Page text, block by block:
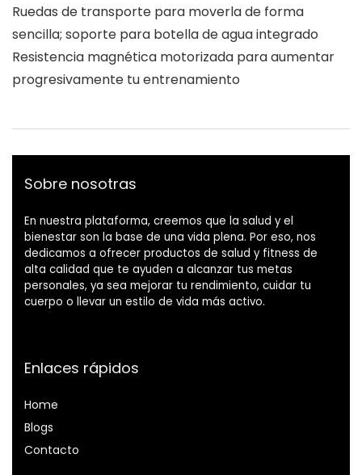
Ruedas de transporte para moverla de forma
sencilla; soporte para botella de agua integrado
Resistencia magnética motorizada para aumentar
progresivamente tu entrenamiento
Sobre nosotras
En nuestra plataforma, creemos que la salud y el
bienestar son la base de una vida plena. Por eso, nos
dedicamos a ofrecer productos de salud y fitness de
alta calidad que te ayuden a alcanzar tus metas
personales, ya sea mejorar tu rendimiento, cuidar tu
cuerpo o llevar un estilo de vida más activo.
Enlaces rápidos
Home
Blogs
Contacto